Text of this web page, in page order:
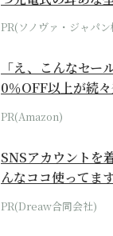
PR(ソノヴァ・ジャパ
「え、こんなセー
0％OFF以上が続
本気が...
PR(Amazon)
SNSアカウントを
んなココ使ってます
PR(Dreaw合同会社)